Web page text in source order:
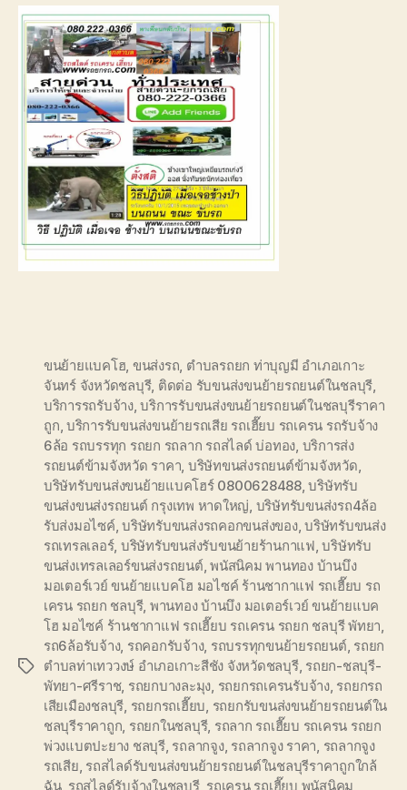
Tags
ขนย้ายแบคโฮ, ขนส่งรถ, ตำบลรถยก ท่าบุญมี อำเภอเกาะ
จันทร์ จังหวัดชลบุรี, ติดต่อ รับขนส่งขนย้ายรถยนต์ในชลบุรี,
บริการรถรับจ้าง,บริการรับขนส่งขนย้ายรถยนต์ในชลบุรีราคา
ถูก, บริการรับขนส่งขนย้ายรถเสีย รถเฮี๊ยบ รถเครน รถรับจ้าง
6ล้อ รถบรรทุก รถยก รถลาก รถสไลด์ บ่อทอง, บริการส่ง
รถยนต์ข้ามจังหวัด ราคา, บริษัทขนส่งรถยนต์ข้ามจังหวัด,
บริษัทรับขนส่งขนย้ายแบคโฮร์ 0800628488,บริษัทรับ
ขนส่งขนส่งรถยนต์ กรุงเทพ หาดใหญ่, บริษัทรับขนส่งรถ4ล้อ
รับส่งมอไซค์,บริษัทรับขนส่งรถคอกขนส่งของ,บริษัทรับขนส่ง
รถเทรลเลอร์, บริษัทรับขนส่งรับขนย้ายร้านกาแฟ,บริษัทรับ
ขนส่งเทรลเลอร์ขนส่งรถยนต์,พนัสนิคม พานทอง บ้านบึง
มอเตอร์เวย์ ขนย้ายแบคโฮ มอไซค์ ร้านชากาแฟ รถเฮี๊ยบ รถ
เครน รถยก ชลบุรี, พานทอง บ้านบึง มอเตอร์เวย์ ขนย้ายแบค
โฮ มอไซค์ ร้านชากาแฟ รถเฮี๊ยบ รถเครน รถยก ชลบุรี พัทยา,
รถ6ล้อรับจ้าง, รถคอกรับจ้าง, รถบรรทุกขนย้ายรถยนต์, รถยก
ตำบลท่าเทววงษ์ อำเภอเกาะสีชัง จังหวัดชลบุรี, รถยก-ชลบุรี-
พัทยา-ศรีราช, รถยกบางละมุง, รถยกรถเครนรับจ้าง, รถยกรถ
เสียเมืองชลบุรี, รถยกรถเฮี๊ยบ, รถยกรับขนส่งขนย้ายรถยนต์ใน
ชลบุรีราคาถูก, รถยกในชลบุรี, รถลาก รถเฮี๊ยบ รถเครน รถยก
พ่วงแบตปะยาง ชลบุรี, รถลากจูง, รถลากจูง ราคา, รถลากจูง
รถเสีย, รถสไลด์รับขนส่งขนย้ายรถยนต์ในชลบุรีราคาถูกใกล้
ฉัน, รถสไลด์รับจ้างในชลบุรี, รถเครน รถเฮี๊ยบ พนัสนิคม